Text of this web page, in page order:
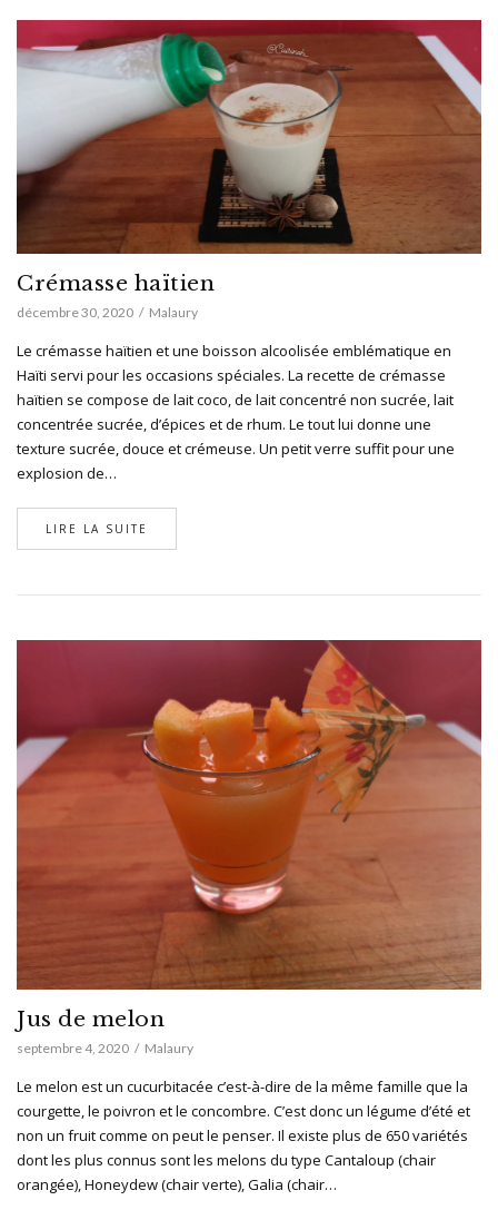
Crémasse haïtien
décembre 30, 2020 Malaury
Le crémasse haïtien et une boisson alcoolisée emblématique en
Haïti servi pour les occasions spéciales. La recette de crémasse
haïtien se compose de lait coco, de lait concentré non sucrée, lait
concentrée sucrée, d’épices et de rhum. Le tout lui donne une
texture sucrée, douce et crémeuse. Un petit verre suffit pour une
explosion de…
LIRE LA SUITE
Jus de melon
septembre 4, 2020 Malaury
Le melon est un cucurbitacée c’est-à-dire de la même famille que la
courgette, le poivron et le concombre. C’est donc un légume d’été et
non un fruit comme on peut le penser. Il existe plus de 650 variétés
dont les plus connus sont les melons du type Cantaloup (chair
orangée), Honeydew (chair verte), Galia (chair…